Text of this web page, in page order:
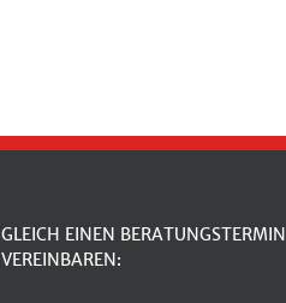
GLEICH EINEN BERATUNGSTERMIN
VEREINBAREN: